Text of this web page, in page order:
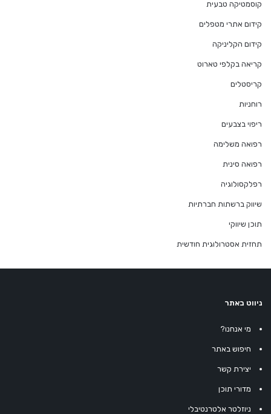
קוסמטיקה טבעית
קידום אתרי מטפלים
קידום הקליניקה
קריאה בקלפי טארוט
קריסטלים
רוחניות
ריפוי בצבעים
רפואה משלימה
רפואה סינית
רפלקסולוגיה
שיווק ברשתות חברתיות
תוכן שיווקי
תחזית אסטרולוגית חודשית
ניווט באתר
מי אנחנו?
חיפוש באתר
יצירת קשר
מדורי תוכן
ניוזלטר אלטרנטיבלי